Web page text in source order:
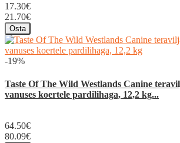
17.30€
21.70€
Osta
-19%
Taste Of The Wild Westlands Canine
vanuses koertele pardilihaga, 12,2 kg...
64.50€
80.09€